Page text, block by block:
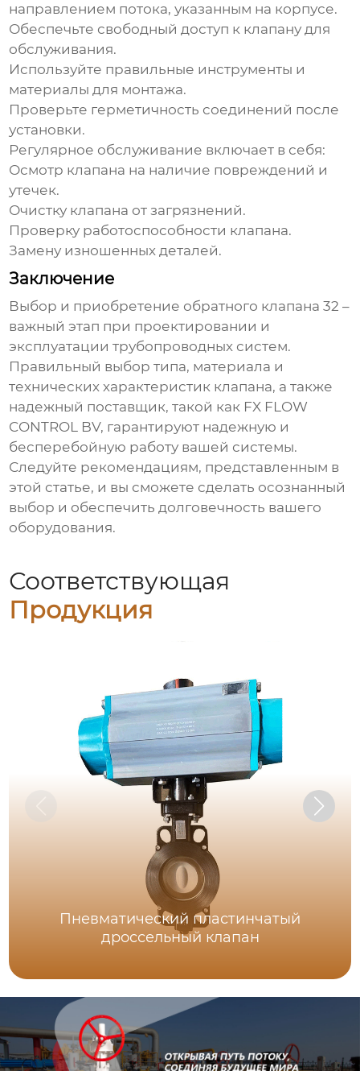
направлением потока, указанным на корпусе.
Обеспечьте свободный доступ к клапану для
обслуживания.
Используйте правильные инструменты и
материалы для монтажа.
Проверьте герметичность соединений после
установки.
Регулярное обслуживание включает в себя:
Осмотр клапана на наличие повреждений и
утечек.
Очистку клапана от загрязнений.
Проверку работоспособности клапана.
Замену изношенных деталей.
Заключение
Выбор и приобретение обратного клапана 32 –
важный этап при проектировании и
эксплуатации трубопроводных систем.
Правильный выбор типа, материала и
технических характеристик клапана, а также
надежный поставщик, такой как FX FLOW
CONTROL BV, гарантируют надежную и
бесперебойную работу вашей системы.
Следуйте рекомендациям, представленным в
этой статье, и вы сможете сделать осознанный
выбор и обеспечить долговечность вашего
оборудования.
Соответствующая
Продукция
Пневматический пластинчатый
дроссельный клапан